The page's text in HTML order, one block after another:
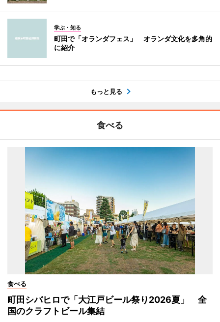
学ぶ・知る
町田で「オランダフェス」 オランダ文化を多角的
に紹介
もっと見る
食べる
食べる
町田シバヒロで「大江戸ビール祭り2026夏」 全
国のクラフトビール集結